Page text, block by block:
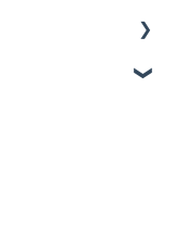
管理者編
者編
ョン